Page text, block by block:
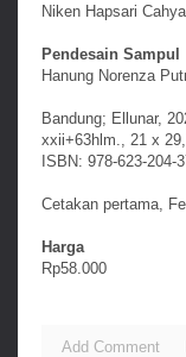
Niken Hapsari
Pendesain Sampul
Hanung Norenza
Bandung; Ellunar,
xxii+63hlm., 21 x
ISBN: 978-623-204-
Cetakan pertama,
Harga
Rp58.000
Add Comment